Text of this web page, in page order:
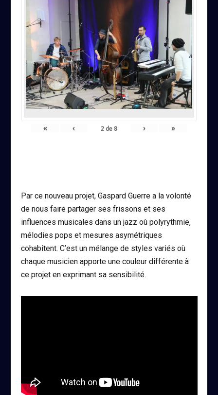
« ‹ 2de 8 › »
Par ce nouveau projet, Gaspard Guerre a la volonté
de nous faire partager ses frissons et ses
influences musicales dans un jazz où polyrythmie,
mélodies pops et mesures asymétriques
cohabitent. C’est un mélange de styles variés où
chaque musicien apporte une couleur différente à
ce projet en exprimant sa sensibilité.